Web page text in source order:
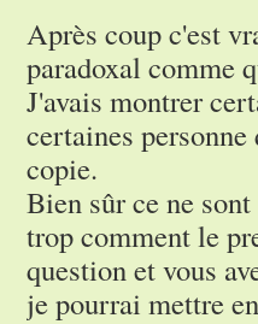
Après coup c'est
paradoxal comme
J'avais montrer
certaines
copie.
Bien sûr ce ne
trop comment le
question et vous
je pourrai mettre